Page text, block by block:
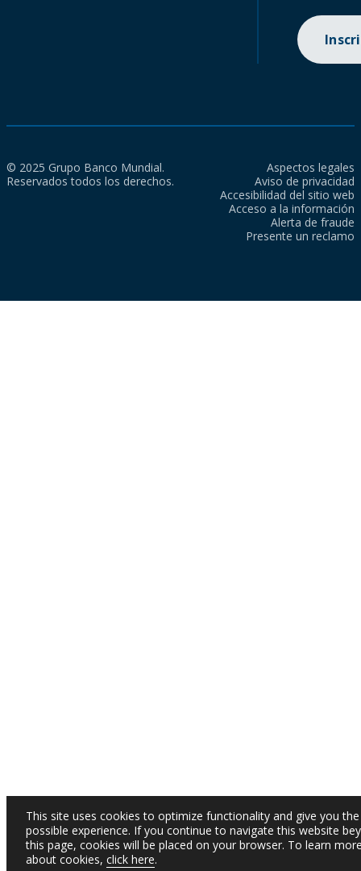
© 2025 Grupo Banco Mundial.
Reservados todos los derechos.
Aspectos legales
Aviso de privacidad
Accesibilidad del sitio web
Acceso a la información
Alerta de fraude
Presente un reclamo
This site uses cookies to optimize functionality and give you
possible experience. If you continue to navigate this website
this page, cookies will be placed on your browser. To learn
about cookies, click here.